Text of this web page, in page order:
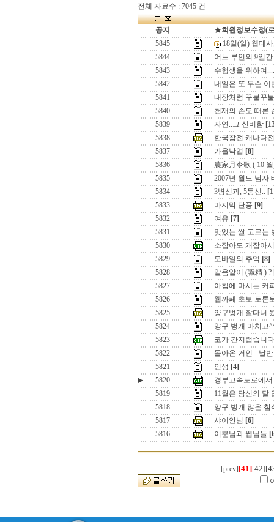
전체 자료수 : 7045 건
공지
★회원정보수정(
5845
18일(일) 웹테
5844
어느 부인의 9일
5843
수험생을 위하여....
5842
내일은 또 무슨 이
5841
내장처럼 꾸불꾸
5840
천재의 손도 때론
5839
자연..그 신비함
5838
한국참전 캐나다
5837
가을낙엽 [8]
5836
農家月令歌 ( 10
5835
2007년 월드 남자
5834
3병신과, 5등신..
5833
마지막 단풍 [9]
5832
여유 [7]
5831
맛있는 쌀 고르는
5830
소잡아도 개잡아
5829
모바일의 추억 [8]
5828
알음알이 (識精 ) ?
5827
아침에 마시는 커
5826
웹까페 초보 토론
5825
양구벙개 잘다녀
5824
양구 벙개 마치고
5823
코가 간지럽습니
5822
돌아온 거인 - 날
5821
인생 [4]
▶
5820
경부고속도로에서
5819
11월은 당신의 달
5818
양구 벙개 많은
5817
샤이안님 [6]
5816
이뿐님과 웹님들
[prev] [41][42]